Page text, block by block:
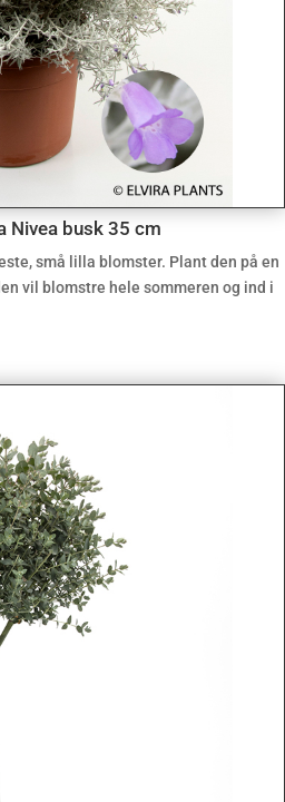
Nivea busk 35 cm
små lilla blomster. Plant den på en
vil blomstre hele sommeren og ind i